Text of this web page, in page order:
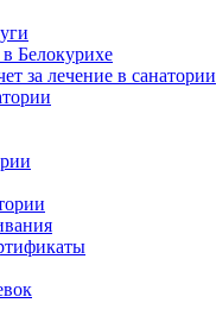
Белокурихе
за лечение в санатории